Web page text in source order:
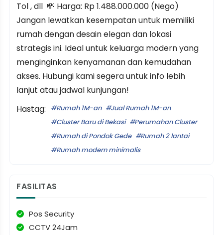
Tol , dll 💸 Harga: Rp 1.488.000.000 (Nego)
Jangan lewatkan kesempatan untuk memiliki
rumah dengan desain elegan dan lokasi
strategis ini. Ideal untuk keluarga modern yang
menginginkan kenyamanan dan kemudahan
akses. Hubungi kami segera untuk info lebih
lanjut atau jadwal kunjungan!
Hastag:
Rumah 1M-an
Jual Rumah 1M-an
Cluster Baru di Bekasi
Perumahan Cluster
Rumah di Pondok Gede
Rumah 2 lantai
Rumah modern minimalis
FASILITAS
Pos Security
CCTV 24Jam